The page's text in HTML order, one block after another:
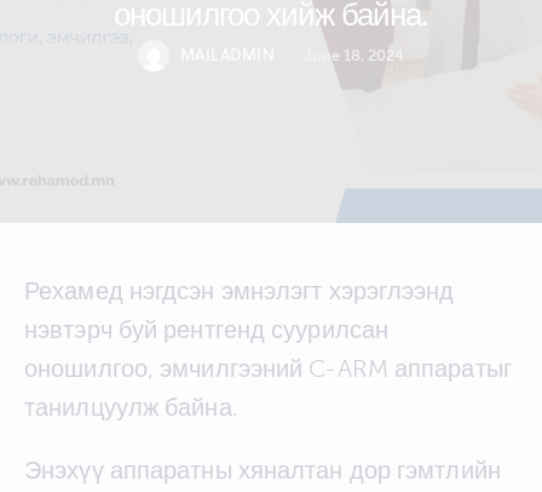
оношилгоо хийж байна.
June 18, 2024
Рехамед нэгдсэн эмнэлэгт хэрэглээнд
нэвтэрч буй рентгенд суурилсан
оношилгоо, эмчилгээний C-ARM аппаратыг
танилцуулж байна.
Энэхүү аппаратны хяналтан дор гэмтлийн